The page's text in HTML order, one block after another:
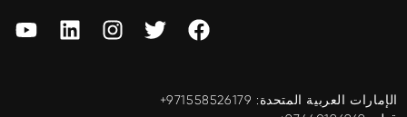
الإمارات العربية المتحدة: ‎+971558526179